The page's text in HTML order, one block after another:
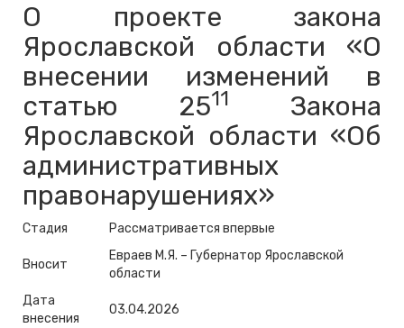
О проекте закона
Ярославской области «О
внесении изменений в
статью 2511
Закона
Ярославской области «Об
административных
правонарушениях»
Стадия Рассматривается впервые
Вносит
Евраев М.Я. – Губернатор Ярославской
области
Дата
внесения
03.04.2026